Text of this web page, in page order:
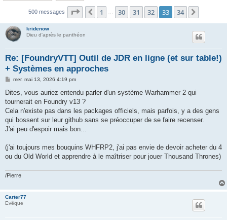
500 messages Page 33 sur 34
Précédent
1 30 31 32 33 34
kridenow
Dieu d'après le panthéon
Re: [FoundryVTT] Outil de JDR en ligne (et sur table!)
+ Systèmes en approches
M
s
a
g
mer. mai 13, 2026 4:19 pm
Dites, vous auriez entendu parler d'un système Warhammer 2 qui
tournerait en Foundry v13 ?
Cela n'existe pas dans les packages officiels, mais parfois, y a des gens
qui bossent sur leur github sans se préoccuper de se faire recenser.
J'ai peu d'espoir mais bon...
(j'ai toujours mes bouquins WHFRP2, j'ai pas envie de devoir acheter du 4
ou du Old World et apprendre à le maîtriser pour jouer Thousand Thrones)
/Pierre
Carter77
Evêque